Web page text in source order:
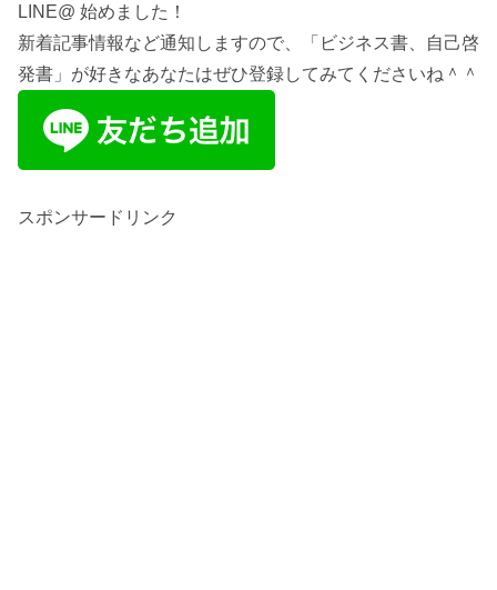
LINE@ 始めました！
新着記事情報など通知しますので、「ビジネス書、自己啓
発書」が好きなあなたはぜひ登録してみてくださいね＾＾
スポンサードリンク